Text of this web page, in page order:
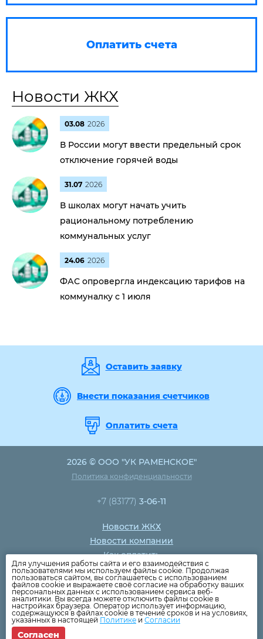
Оплатить счета
Новости ЖКХ
03.08 2026
В России могут ввести предельный срок
отключение горячей воды
31.07 2026
В школах могут начать учить
рациональному потреблению
коммунальных услуг
24.06 2026
ФАС опровергла индексацию тарифов на
коммуналку с 1 июля
Оставить заявку
Внести показания счетчиков
Оплатить счета
2026 © ООО "УК РАМЕНСКОЕ"
Политика конфиденциальности
+7 (83177) 3-06-11
Новости ЖКХ
Новости компании
Как оплатить
Дома
Раскрытие информации
Вопросы
Для улучшения работы сайта и его взаимодействия с
пользователями мы используем файлы cookie. Продолжая
пользоваться сайтом, вы соглашаетесь с использованием
файлов cookie и выражаете своё согласие на обработку ваших
персональных данных с использованием сервиса веб-
аналитики. Вы всегда можете отключить файлы cookie в
настройках браузера. Оператор использует информацию,
содержащуюся в файлах cookie в течение сроков и на условиях,
указанных в настоящей Политике и Согласии
Согласен